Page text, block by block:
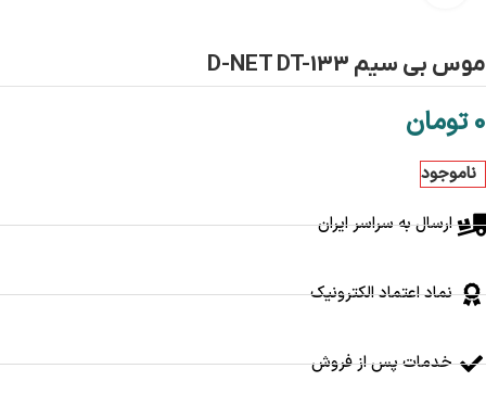
موس بی سیم D-NET DT-133
0 تومان
ناموجود
ارسال به سراسر ایران
نماد اعتماد الکترونیک
خدمات پس از فروش